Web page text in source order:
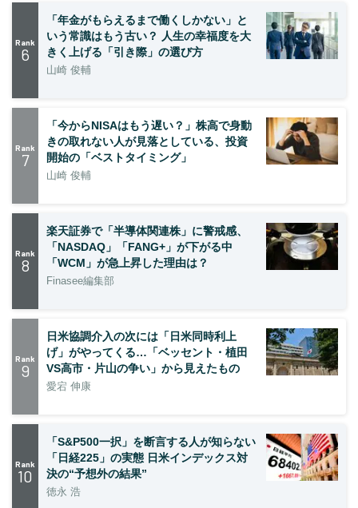
Rank
6
「年金がもらえるまで働くしかない」と
いう常識はもう古い？ 人生の幸福度を大
きく上げる「引き際」の選び方
山崎 俊輔
Rank
7
「今からNISAはもう遅い？」株高で身動
きの取れない人が見落としている、投資
開始の「ベストタイミング」
山崎 俊輔
Rank
8
楽天証券で「半導体関連株」に警戒感、
「NASDAQ」「FANG+」が下がる中
「WCM」が急上昇した理由は？
Finasee編集部
Rank
9
日米協調介入の次には「日米同時利上
げ」がやってくる…「ベッセント・植田
VS高市・片山の争い」から見えたもの
愛宕 伸康
Rank
10
「S&P500一択」を断言する人が知らない
「日経225」の実態 日米インデックス対
決の“予想外の結果”
徳永 浩